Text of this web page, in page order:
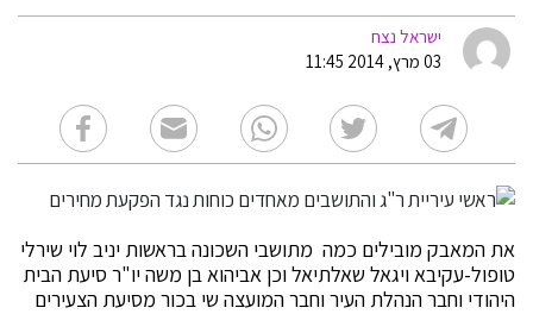
ישראל נצח
03 מרץ, 2014 11:45
את המאבק מובילים כמה מתושבי השכונה בראשות יניב לוי שירלי
טופול-עקיבא ויגאל שאלתיאל וכן אביהוא בן משה יו"ר סיעת הבית
היהודי וחבר הנהלת העיר וחבר המועצה שי בכור מסיעת הצעירים